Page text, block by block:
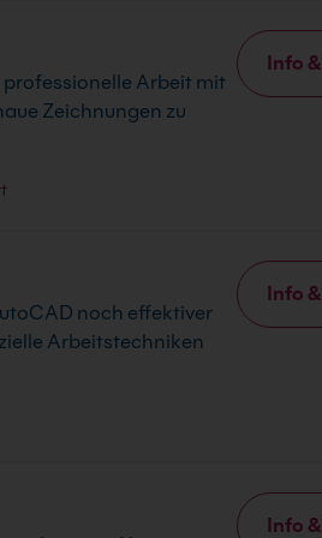
Arbeit mit
Zeichnungen zu
Info
noch effektiver
Arbeitstechniken
Info
Info